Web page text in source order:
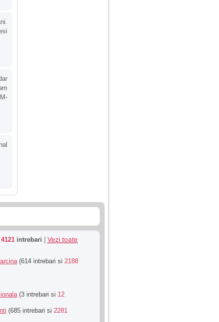
4121 intrebari
Vezi toate
(614 intrebari si 2188
(3 intrebari si 12
(685 intrebari si 2281